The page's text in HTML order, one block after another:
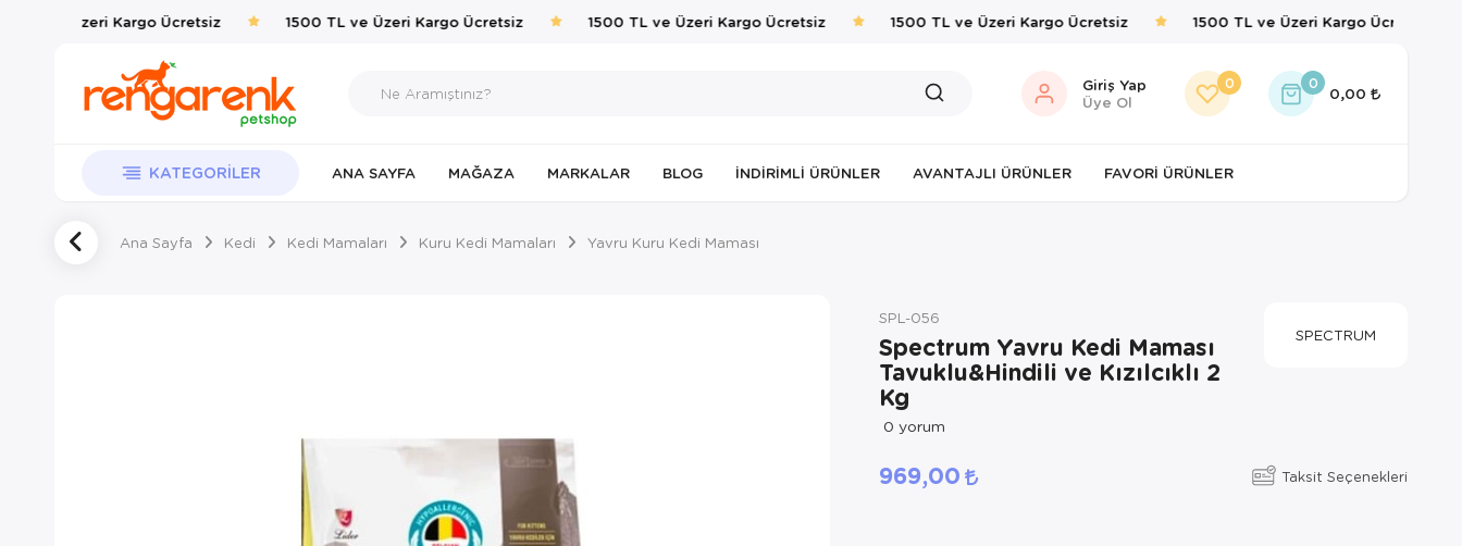
TL ve Üzeri Kargo Ücretsiz 1500 TL ve Üzeri Kargo Ücretsiz 1500 TL ve Üzeri Kargo Ücretsiz 1500 TL ve Üzeri Kargo Ücretsiz 1500 TL ve Üzeri Kargo Ücretsiz
Giriş Yap
Üye Ol
0 0
0,00
KATEGORILER ANA SAYFA MAĞAZA MARKALAR BLOG İNDIRIMLI ÜRÜNLER AVANTAJLI ÜRÜNLER FAVORI ÜRÜNLER
Ana Sayfa Kedi Kedi Mamaları Kuru Kedi Mamaları Yavru Kuru Kedi Maması
SPL-056
Spectrum Yavru Kedi Maması
Tavuklu&Hindili ve Kızılcıklı 2
Kg
0 yorum
SPECTRUM
969,00 Taksit Seçenekleri